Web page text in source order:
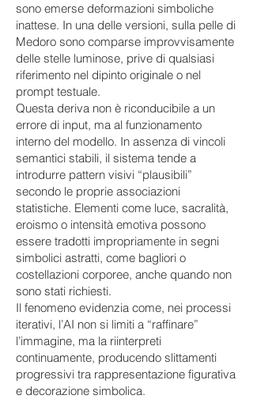
sono emerse deformazioni simboliche
inattese. In una delle versioni, sulla pelle di
Medoro sono comparse improvvisamente
delle stelle luminose, prive di qualsiasi
riferimento nel dipinto originale o nel
prompt testuale.
Questa deriva non è riconducibile a un
errore di input, ma al funzionamento
interno del modello. In assenza di vincoli
semantici stabili, il sistema tende a
introdurre pattern visivi “plausibili”
secondo le proprie associazioni
statistiche. Elementi come luce, sacralità,
eroismo o intensità emotiva possono
essere tradotti impropriamente in segni
simbolici astratti, come bagliori o
costellazioni corporee, anche quando non
sono stati richiesti.
Il fenomeno evidenzia come, nei processi
iterativi, l’AI non si limiti a “raffinare”
l’immagine, ma la riinterpreti
continuamente, producendo slittamenti
progressivi tra rappresentazione figurativa
e decorazione simbolica.